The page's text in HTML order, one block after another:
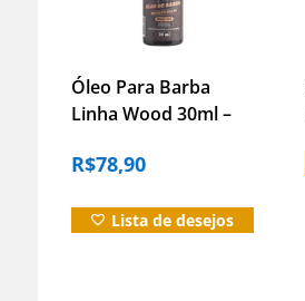
Óleo Para Barba
Linha Wood 30ml –
Fios
R$78,90
Lista de desejos